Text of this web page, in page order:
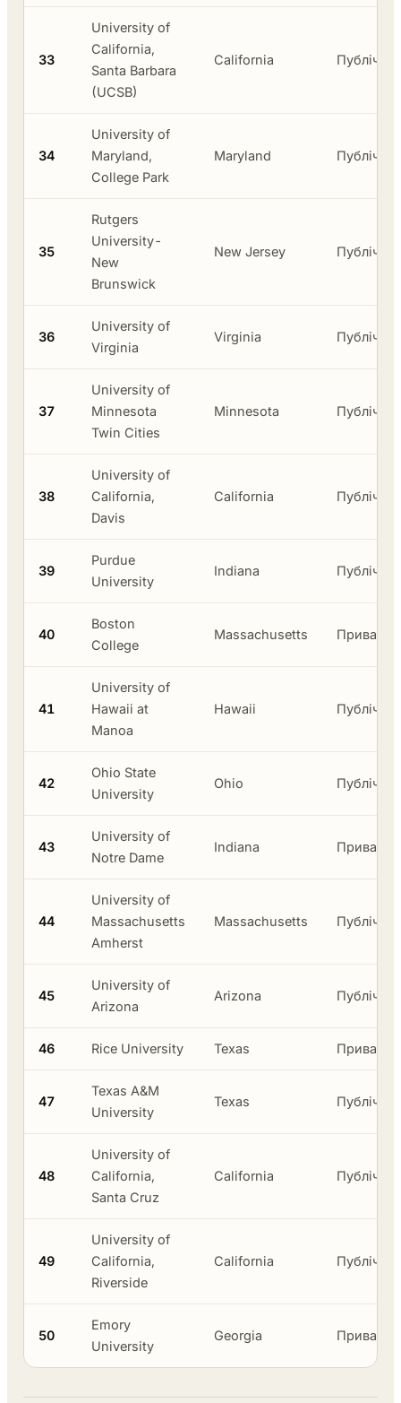
33
University of
California,
Santa Barbara
(UCSB)
California
34
University of
Maryland,
College Park
Maryland
35
Rutgers
University-
New
Brunswick
New Jersey
36
University of
Virginia
Virginia
37
University of
Minnesota
Twin Cities
Minnesota
38
University of
California,
Davis
California
39
Purdue
University
Indiana
40
Boston
College
Massachusetts
41
University of
Hawaii at
Manoa
Hawaii
42
Ohio State
University
Ohio
43
University of
Notre Dame
Indiana
44
University of
Massachusetts
Amherst
Massachusetts
45
University of
Arizona
Arizona
46 Rice University Texas
47
Texas A&M
University
Texas
48
University of
California,
Santa Cruz
California
49
University of
California,
Riverside
California
50
Emory
University
Georgia